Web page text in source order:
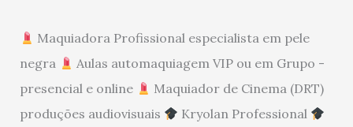
Maquiadora Profissional especialista em pele
negra
Aulas automaquiagem VIP ou em Grupo -
presencial e online
Maquiador de Cinema (DRT)
produções audiovisuais
Kryolan Professional